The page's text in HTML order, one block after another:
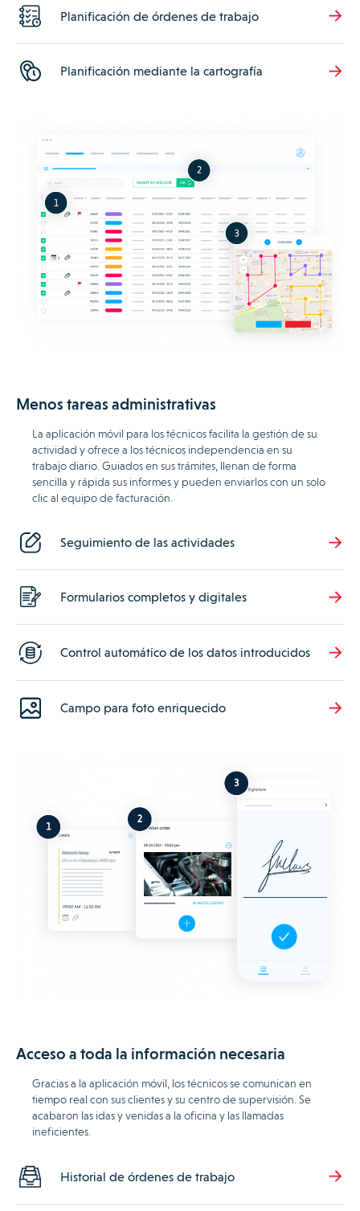
Planificación de órdenes de trabajo
Planificación mediante la cartografía
Menos tareas administrativas
La aplicación móvil para los técnicos facilita la gestión de su
actividad y ofrece a los técnicos independencia en su
trabajo diario. Guiados en sus trámites, llenan de forma
sencilla y rápida sus informes y pueden enviarlos con un solo
clic al equipo de facturación.
Seguimiento de las actividades
Formularios completos y digitales
Control automático de los datos introducidos
Campo para foto enriquecido
Acceso a toda la información necesaria
Gracias a la aplicación móvil, los técnicos se comunican en
tiempo real con sus clientes y su centro de supervisión. Se
acabaron las idas y venidas a la oficina y las llamadas
ineficientes.
Historial de órdenes de trabajo